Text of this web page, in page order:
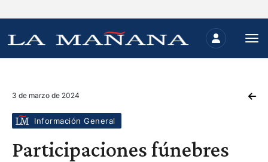
3 de marzo de 2024
Información General
Participaciones fúnebres